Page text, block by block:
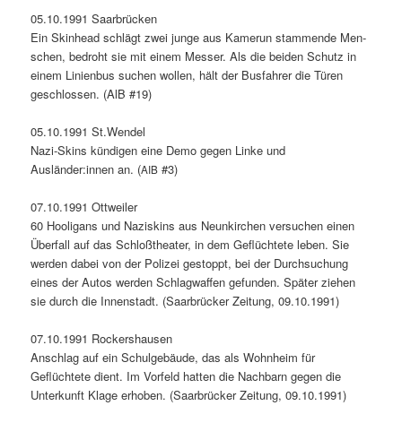
05.10.1991 Saar­brück­en
Ein Skin­head schlägt zwei junge aus Kamerun stam­mende Men­
schen, bedro­ht sie mit einem Mess­er. Als die bei­den Schutz in
einem Lin­ien­bus suchen wollen, hält der Bus­fahrer die Türen
geschlossen. (AlB #19)
05.10.1991 St.Wendel
Nazi-Skins kündi­gen eine Demo gegen Linke und
Ausländer:innen an. (AIB #3)
07.10.1991 Ottweil­er
60 Hooli­gans und Naziskins aus Neunkirchen ver­suchen einen
Über­fall auf das Schloßthe­ater, in dem Geflüchtete leben. Sie
wer­den dabei von der Polizei gestoppt, bei der Durch­suchung
eines der Autos wer­den Schlag­waf­fen gefun­den. Später ziehen
sie durch die Innen­stadt. (Saar­brück­er Zeitung, 09.10.1991)
07.10.1991 Rock­er­shausen
Anschlag auf ein Schul­ge­bäude, das als Wohn­heim für
Geflüchtete dient. Im Vor­feld hat­ten die Nach­barn gegen die
Unterkun­ft Klage erhoben. (Saar­brück­er Zeitung, 09.10.1991)